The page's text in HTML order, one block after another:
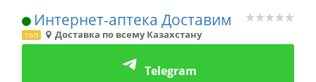
Интернет-аптека Доставим
топ Доставка по всему Казахстану
Telegram